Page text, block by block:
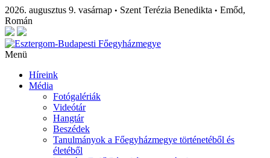
2026. augusztus 9. vasárnap • Szent Terézia Benedikta • Emőd,
Román
Menü
Híreink
Média
Fotógalériák
Videótár
Hangtár
Beszédek
Tanulmányok a Főegyházmegye történetéből és
életéből